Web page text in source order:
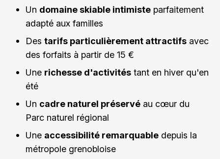
Un domaine skiable intimiste parfaitement
adapté aux familles
Des tarifs particulièrement attractifs avec
des forfaits à partir de 15 €
Une richesse d'activités tant en hiver qu'en
été
Un cadre naturel préservé au cœur du
Parc naturel régional
Une accessibilité remarquable depuis la
métropole grenobloise